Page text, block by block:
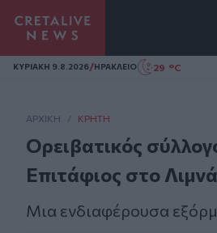
Homepage
ΚΥΡΙΑΚΗ 9.8.2026/ΗΡΑΚΛΕΙΟ 29 °C
ΑΡΧΙΚΗ / ΚΡΉΤΗ
Ορειβατικός
Επιτάφιος στο
Μια ενδιαφέρουσα